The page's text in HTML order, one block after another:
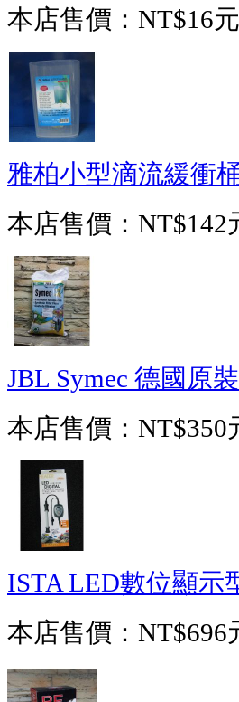
本店售價： NT$16元
雅柏小型滴流緩衝
本店售價： NT$142
JBL Symec 德國原
本店售價： NT$350
ISTA LED數位顯示
本店售價： NT$696